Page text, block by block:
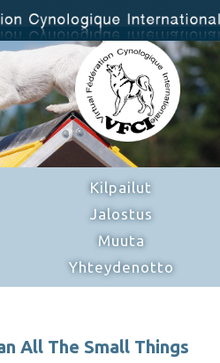
Kilpailut
Jalostus
Muuta
Yhteydenotto
All The Small Things